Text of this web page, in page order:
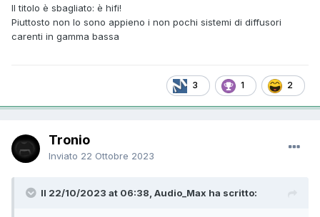
Il titolo è sbagliato: è hifi!
Piuttosto non lo sono appieno i non pochi sistemi di diffusori
carenti in gamma bassa
3 1 2
Tronio
Inviato 22 Ottobre 2023
Il 22/10/2023 at 06:38, Audio_Max ha scritto: